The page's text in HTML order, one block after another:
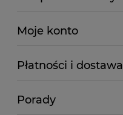
Moje konto
Płatności i dostawa
Porady